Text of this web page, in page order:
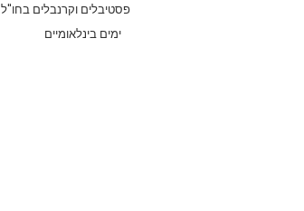
פסטיבלים וקרנבלים בחו"ל
ימים בינלאומיים